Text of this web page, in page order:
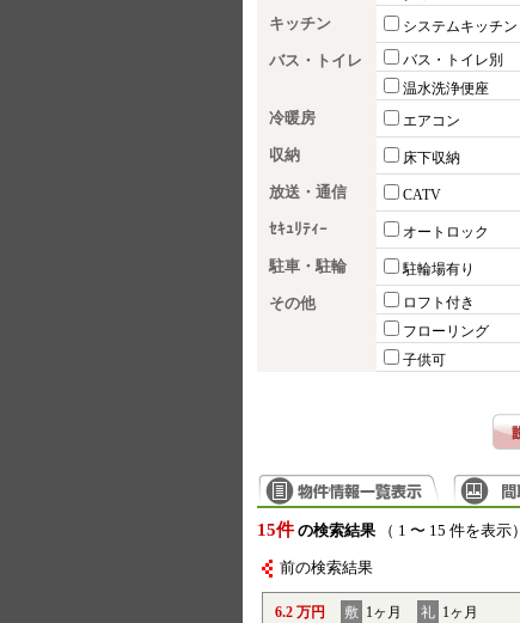
キッチン システムキッチン
バス・トイレ バス・トイレ別
温水洗浄便座
冷暖房 エアコン
収納 床下収納
放送・通信 CATV
ｾｷｭﾘﾃｨｰ オートロック
駐車・駐輪 駐輪場有り
その他 ロフト付き
フローリング
子供可
15件 の検索結果（ 1 〜 15 件を表示）
前の検索結果
6.2 万円 敷 1ヶ月 礼 1ヶ月